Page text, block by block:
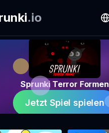
.io
Sprunki Terror Formen
Jetzt Spiel spielen